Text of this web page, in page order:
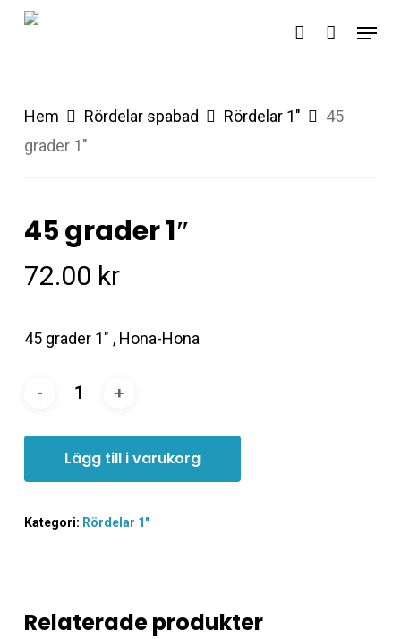
Skip
account
Menu
Hem Rördelar spabad Rördelar 1"
45
grader 1″
45 grader 1″
72.00 kr
45 grader 1″ , Hona-Hona
Lägg till i varukorg
Kategori: Rördelar 1"
Relaterade produkter